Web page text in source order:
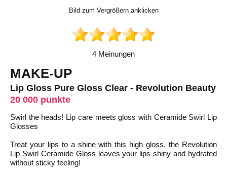
Bild zum Vergrößern anklicken
4 Meinungen
MAKE-UP
Lip Gloss Pure Gloss Clear - Revolution Beauty
20 000 punkte
Swirl the heads! Lip care meets gloss with Ceramide Swirl Lip
Glosses
Treat your lips to a shine with this high gloss, the Revolution
Lip Swirl Ceramide Gloss leaves your lips shiny and hydrated
without sticky feeling!